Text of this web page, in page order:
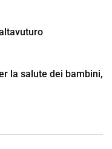
la salute dei bambini,